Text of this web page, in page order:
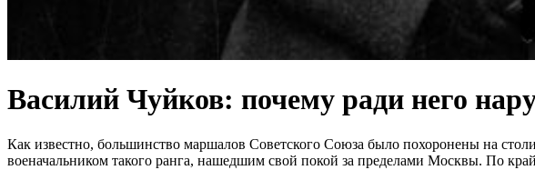
Василий Чуйков: почему ради него
Как известно, большинство маршалов Советского Союза было похоронены на
военачальником такого ранга, нашедшим свой покой за пределами Москвы. По